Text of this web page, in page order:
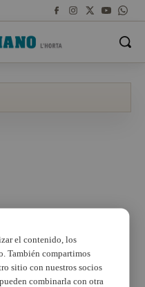
el contenido, los
También compartimos
sitio con nuestros socios
combinarla con otra